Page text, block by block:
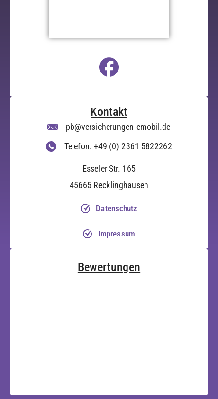
Kontakt
pb@versicherungen-emobil.de
Telefon: +49 (0) 2361 5822262
Esseler Str. 165
45665 Recklinghausen
Datenschutz
Impressum
Bewertungen